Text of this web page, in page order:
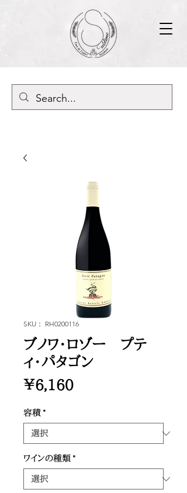
SKU： RH0200116
ブノワ・ロゾー プテ
ィ・パタゴン
￥6,160価
容積 *
ワインの種類 *